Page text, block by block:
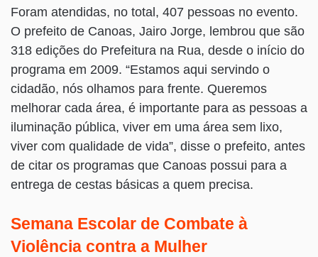
Foram atendidas, no total, 407 pessoas no evento.
O prefeito de Canoas, Jairo Jorge, lembrou que são
318 edições do Prefeitura na Rua, desde o início do
programa em 2009. “Estamos aqui servindo o
cidadão, nós olhamos para frente. Queremos
melhorar cada área, é importante para as pessoas a
iluminação pública, viver em uma área sem lixo,
viver com qualidade de vida”, disse o prefeito, antes
de citar os programas que Canoas possui para a
entrega de cestas básicas a quem precisa.
Semana Escolar de Combate à
Violência contra a Mulher